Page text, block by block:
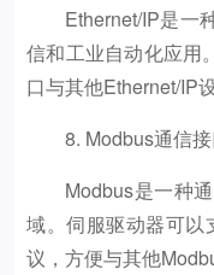
Ethernet/IP是一
信和工业自动化应用
口与其他Ethernet/IP
8. Modbus通信接
Modbus是一种
域。伺服驱动器可以
议，方便与其他